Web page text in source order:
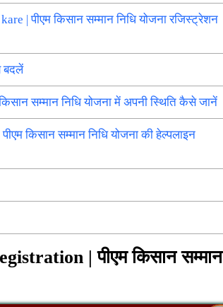
| पीएम किसान सम्मान निधि योजना रजिस्ट्रेशन
बदलें
सम्मान निधि योजना में अपनी स्थिति कैसे जानें
किसान सम्मान निधि योजना की हेल्पलाइन
| पीएम किसान सम्मान